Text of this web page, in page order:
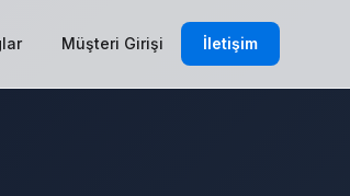
Müşteri Girişi İletişim